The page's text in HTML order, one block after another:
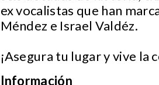
ex vocalistas que han
Méndez e Israel Valdéz.
¡Asegura tu lugar y vive la
Información